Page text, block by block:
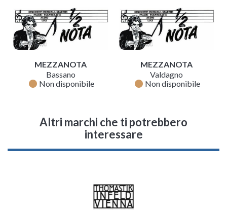
MEZZANOTA
Bassano
fiber_manual_record Non disponibile
MEZZANOTA
Valdagno
fiber_manual_record Non disponibile
Altri marchi che ti potrebbero
interessare